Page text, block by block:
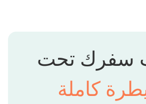
سفرك تحت
كاملة